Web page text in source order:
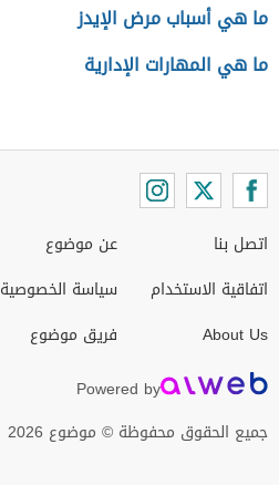
ما هي أسباب مرض الإيدز
ما هي المهارات الإدارية
اتصل بنا
اتفاقية الاستخدام
About Us
عن موضوع
سياسة الخصوصية
فريق موضوع
Powered by
جميع الحقوق محفوظة © موضوع 2026